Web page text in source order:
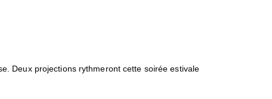
Deux projections rythmeront cette soirée estivale